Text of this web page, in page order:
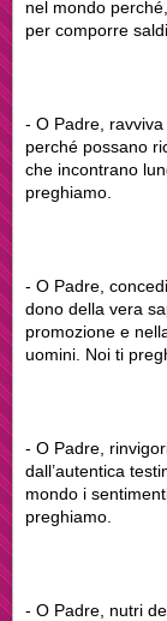
nel mondo
per comporre
- O Padre,
perché possano
che incontrano
preghiamo.
- O Padre,
dono della vera
promozione e
uomini. Noi ti
- O Padre,
dall’autentica
mondo i
preghiamo.
- O Padre, nutri